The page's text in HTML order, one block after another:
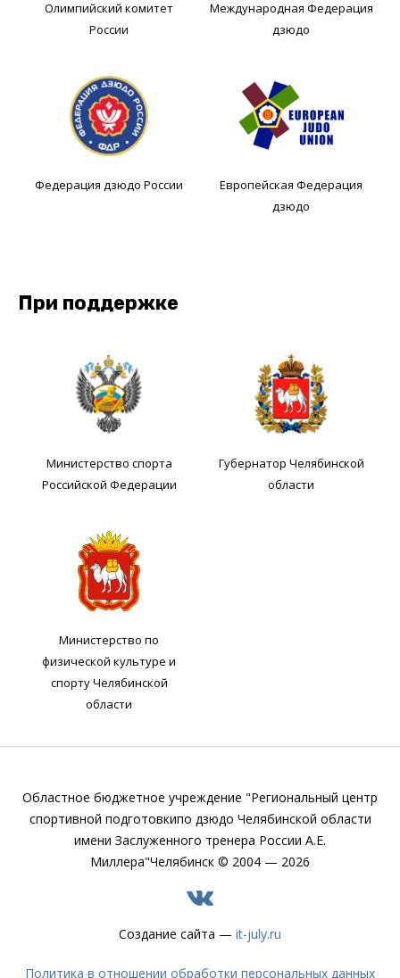
Олимпийский комитет
России
Международная Федерация
дзюдо
Федерация дзюдо России
Европейская Федерация
дзюдо
При поддержке
Министерство спорта
Российской Федерации
Губернатор Челябинской
области
Министерство по
физической культуре и
спорту Челябинской
области
Областное бюджетное учреждение "Региональный центр
спортивной подготовкипо дзюдо Челябинской области
имени Заслуженного тренера России А.Е.
Миллера"Челябинск © 2004 — 2026
Создание сайта — it-july.ru
Политика в отношении обработки персональных данных